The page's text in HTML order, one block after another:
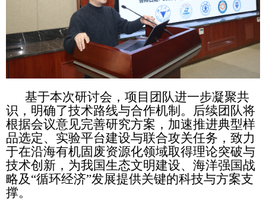
基于本次研讨会，项目团队进一步凝聚共
识，明确了技术路线与合作机制。后续团队将
根据会议意见完善研究方案，加速推进典型样
品选定、实验平台建设与联合攻关任务，致力
于在沿海有机固废资源化领域取得理论突破与
技术创新，为我国生态文明建设、海洋强国战
略及“循环经济”发展提供关键的科技与方案支
撑。